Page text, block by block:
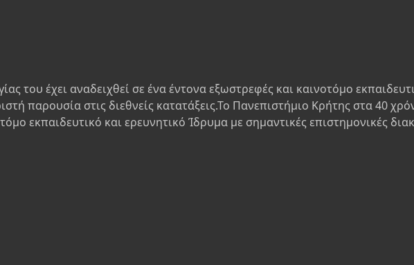
του έχει αναδειχθεί σε ένα έντονα εξωστρεφές και καινοτόμο
παρουσία στις διεθνείς κατατάξεις.Το Πανεπιστήμιο Κρήτης στα 40
εκπαιδευτικό και ερευνητικό Ίδρυμα με σημαντικές επιστημονικές